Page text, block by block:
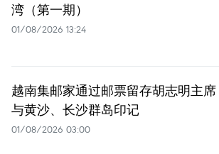
湾（第一期）
01/08/2026 13:24
越南集邮家通过邮票留存胡志明主席
与黄沙、长沙群岛印记
01/08/2026 03:00